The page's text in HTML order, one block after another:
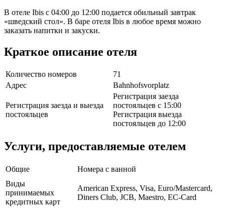
В отеле Ibis с 04:00 до 12:00 подается обильный завтрак
«шведский стол». В баре отеля Ibis в любое время можно
заказать напитки и закуски.
Краткое описание отеля
Количество номеров
71
Адрес
Bahnhofsvorplatz
Регистрация заезда и выезда
постояльцев
Регистрация заезда
постояльцев с 15:00
Регистрация выезда
постояльцев до 12:00
Услуги, предоставляемые отелем
Общие
Номера с ванной
Виды
принимаемых
кредитных карт
American Express, Visa, Euro/Mastercard,
Diners Club, JCB, Maestro, EC-Card